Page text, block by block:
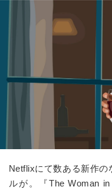
Netflixにて数ある新作の
ルが。『The Woman